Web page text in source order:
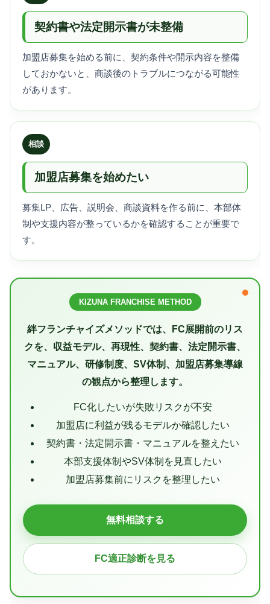
契約書や法定開示書が未整備
加盟店募集を始める前に、契約条件や開示内容を整備
しておかないと、商談後のトラブルにつながる可能性
があります。
相談
加盟店募集を始めたい
募集LP、広告、説明会、商談資料を作る前に、本部体
制や支援内容が整っているかを確認することが重要で
す。
KIZUNA FRANCHISE METHOD
絆フランチャイズメソッドでは、FC展開前のリス
クを、収益モデル、再現性、契約書、法定開示書、
マニュアル、研修制度、SV体制、加盟店募集導線
の観点から整理します。
FC化したいが失敗リスクが不安
加盟店に利益が残るモデルか確認したい
契約書・法定開示書・マニュアルを整えたい
本部支援体制やSV体制を見直したい
加盟店募集前にリスクを整理したい
無料相談する
FC適正診断を見る